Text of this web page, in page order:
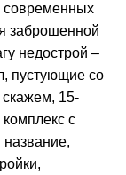
современных
заброшенной
недострой –
пустующие со
скажем, 15-
с